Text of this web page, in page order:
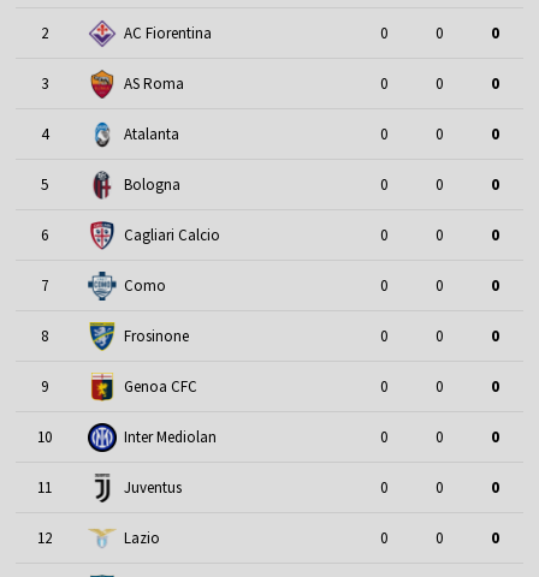
2 AC Fiorentina 0 0 0
3 AS Roma 0 0 0
4 Atalanta 0 0 0
5 Bologna 0 0 0
6 Cagliari Calcio 0 0 0
7 Como 0 0 0
8 Frosinone 0 0 0
9 Genoa CFC 0 0 0
10 Inter Mediolan 0 0 0
11 Juventus 0 0 0
12 Lazio 0 0 0